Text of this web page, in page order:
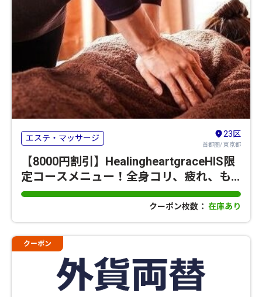
エステ・マッサージ 23区
首都圏/ 東京都
【8000円割引】HealingheartgraceHIS限
定コースメニュー！全身コリ、疲れ、も
みほぐし疲労改善
クーポン枚数： 在庫あり
クーポン